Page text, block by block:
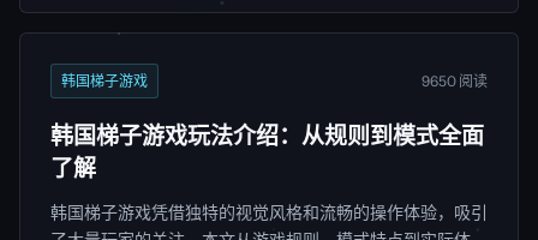
韩国梯子游戏 9650 阅读
韩国梯子游戏玩法介绍：从规则到模式全面
了解
韩国梯子游戏凭借独特的视觉风格和流畅的操作体验，吸引